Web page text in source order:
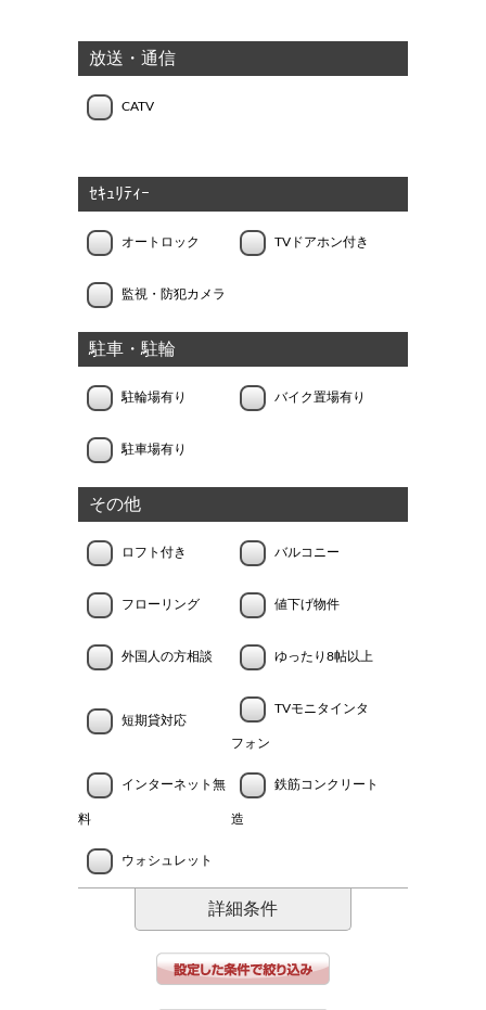
放送・通信
CATV
ｾｷｭﾘﾃｨｰ
オートロック TVドアホン付き
監視・防犯カメラ
駐車・駐輪
駐輪場有り バイク置場有り
駐車場有り
その他
ロフト付き バルコニー
フローリング 値下げ物件
外国人の方相談 ゆったり8帖以上
短期貸対応
TVモニタインタ
フォン
インターネット無
料
鉄筋コンクリート
造
ウォシュレット